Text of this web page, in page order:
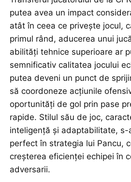
putea avea un impact
atât în ceea ce privește jocul,
primul rând, aducerea unui
abilități tehnice superioare ar
semnificativ calitatea jocului
putea deveni un punct de
să coordoneze acțiunile
oportunități de gol prin pase
rapide. Stilul său de joc,
inteligență și adaptabilitate, s-
perfect în strategia lui Pancu,
creșterea eficienței echipei în
adversarii.